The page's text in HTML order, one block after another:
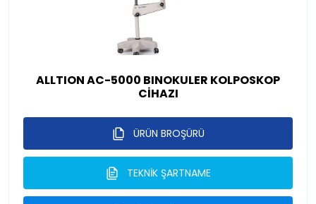
ALLTION AC-5000 BINOKULER KOLPOSKOP
CİHAZI
ÜRÜN BROŞÜRÜ
TEKNİK ŞARTNAME